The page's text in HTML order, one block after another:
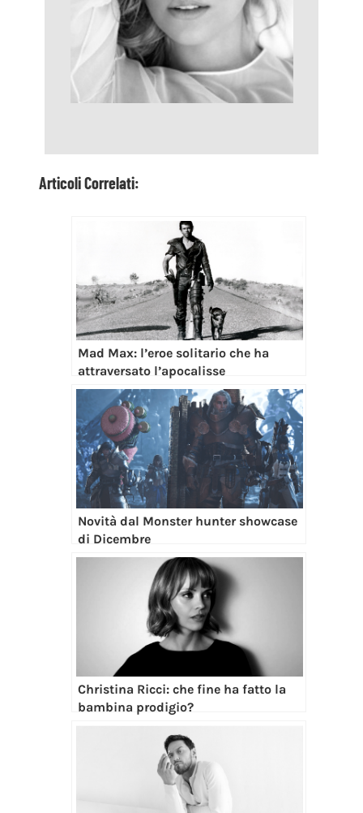
Articoli Correlati:
Mad Max: l’eroe solitario che ha
attraversato l’apocalisse
Novità dal Monster hunter showcase
di Dicembre
Christina Ricci: che fine ha fatto la
bambina prodigio?